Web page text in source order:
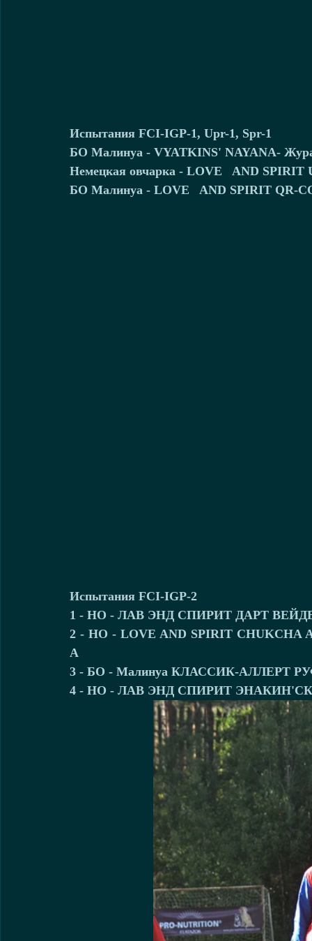
Испытания FCI-IGP-1, Upr-1, Spr-1
БО Малинуа - VYATKINS' NAYANA-
Немецкая овчарка - LOVE   AND SPIRIT
БО Малинуа - LOVE   AND SPIRIT QR-
Испытания FCI-IGP-2
1 - НО - ЛАВ ЭНД СПИРИТ ДАРТ
2 - НО - LOVE AND SPIRIT CHUKCHA
А
3 - БО - Малинуа КЛАССИК-АЛЛЕРТ
4 - НО - ЛАВ ЭНД СПИРИТ